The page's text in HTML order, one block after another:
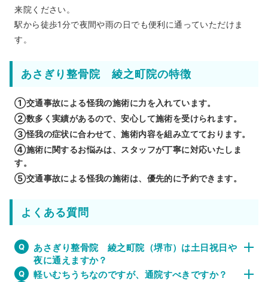
来院ください。
駅から徒歩1分で夜間や雨の日でも便利に通っていただけま
す。
あさぎり整骨院 綾之町院の特徴
①交通事故による怪我の施術に力を入れています。
②数多く実績があるので、安心して施術を受けられます。
③怪我の症状に合わせて、施術内容を組み立てております。
④施術に関するお悩みは、スタッフが丁寧に対応いたしま
す。
⑤交通事故による怪我の施術は、優先的に予約できます。
よくある質問
あさぎり整骨院 綾之町院（堺市）は土日祝日や
夜に通えますか？
軽いむちうちなのですが、通院すべきですか？